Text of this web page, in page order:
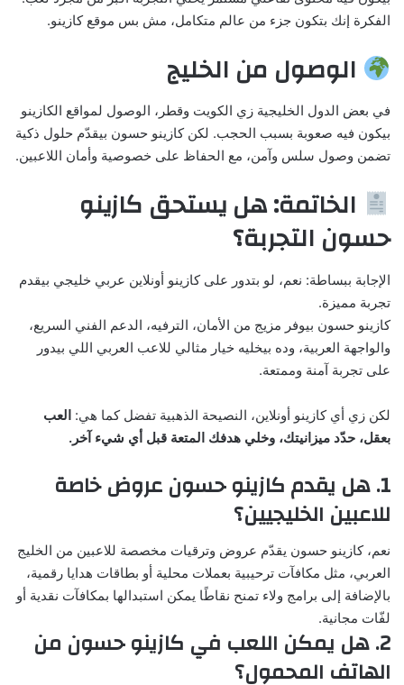
الفكرة إنك بتكون جزء من عالم متكامل، مش بس موقع كازينو.
الوصول من الخليج
في بعض الدول الخليجية زي الكويت وقطر، الوصول لمواقع الكازينو
بيكون فيه صعوبة بسبب الحجب. لكن كازينو حسون بيقدّم حلول ذكية
تضمن وصول سلس وآمن، مع الحفاظ على خصوصية وأمان اللاعبين.
الخاتمة: هل يستحق كازينو
حسون التجربة؟
الإجابة ببساطة: نعم، لو بتدور على كازينو أونلاين عربي خليجي بيقدم
تجربة مميزة.
كازينو حسون بيوفر مزيج من الأمان، الترفيه، الدعم الفني السريع،
والواجهة العربية، وده بيخليه خيار مثالي للاعب العربي اللي بيدور
على تجربة آمنة وممتعة.
لكن زي أي كازينو أونلاين، النصيحة الذهبية تفضل كما هي: العب
بعقل، حدّد ميزانيتك، وخلي هدفك المتعة قبل أي شيء آخر .
1. هل يقدم كازينو حسون عروض خاصة
للاعبين الخليجيين؟
نعم، كازينو حسون يقدّم عروض وترقيات مخصصة للاعبين من الخليج
العربي، مثل مكافآت ترحيبية بعملات محلية أو بطاقات هدايا رقمية،
بالإضافة إلى برامج ولاء تمنح نقاطًا يمكن استبدالها بمكافآت نقدية أو
لفّات مجانية.
2. هل يمكن اللعب في كازينو حسون من
الهاتف المحمول؟